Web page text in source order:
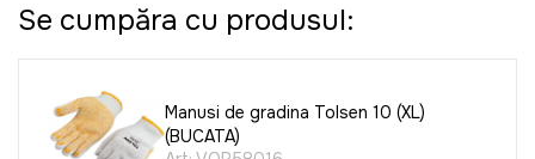
Se cumpăra cu produsul:
Manusi de gradina Tolsen 10 (XL)
(BUCATA)